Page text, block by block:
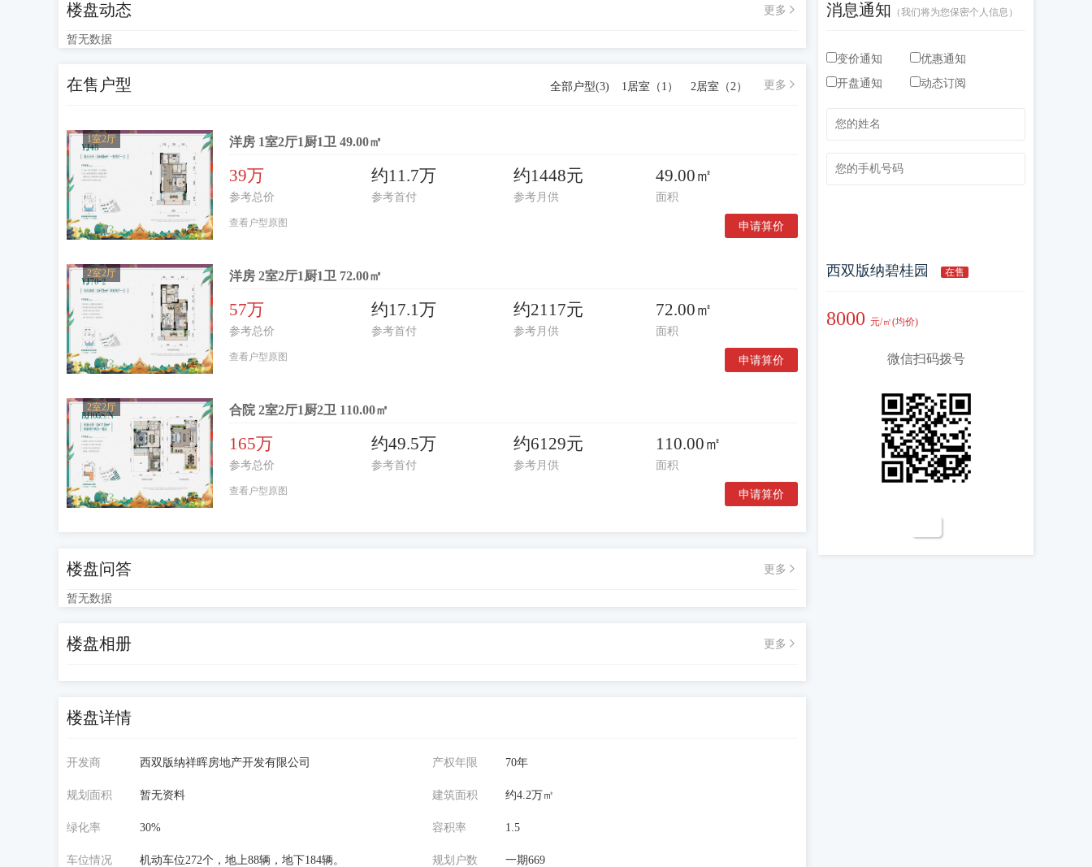
楼盘动态 更多
暂无数据
在售户型 更多
全部户型(3) 1居室（ 1 ） 2居室（2）
1室2厅 洋房 1室2厅1厨1卫 49.00㎡
39万
参考总价
约11.7万
参考首付
约1448元
参考月供
49.00㎡
面积
查看户型原图 申请算价
2室2厅 洋房 2室2厅1厨1卫 72.00㎡
57万
参考总价
约17.1万
参考首付
约2117元
参考月供
72.00㎡
面积
查看户型原图 申请算价
2室2厅 合院 2室2厅1厨2卫 110.00㎡
165万
参考总价
约49.5万
参考首付
约6129元
参考月供
110.00㎡
面积
查看户型原图 申请算价
楼盘问答 更多
暂无数据
楼盘相册 更多
楼盘详情
开发商 西双版纳祥晖房地产开发有限公司 产权年限 70年
规划面积 暂无资料 建筑面积 约4.2万㎡
绿化率 30% 容积率 1.5
车位情况 机动车位272个，地上88辆，地下184辆。 规划户数 一期669
消息通知 （我们将为您保密个人信息）
变价通知
优惠通知
开盘通知
动态订阅
西双版纳碧桂园 在售
8000 元/㎡(均价)
微信扫码拨号